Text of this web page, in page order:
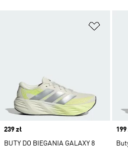
Price
239 zł
BUTY DO BIEGANIA GALAXY 8
199